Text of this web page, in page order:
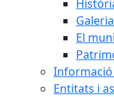
El
Entitats i